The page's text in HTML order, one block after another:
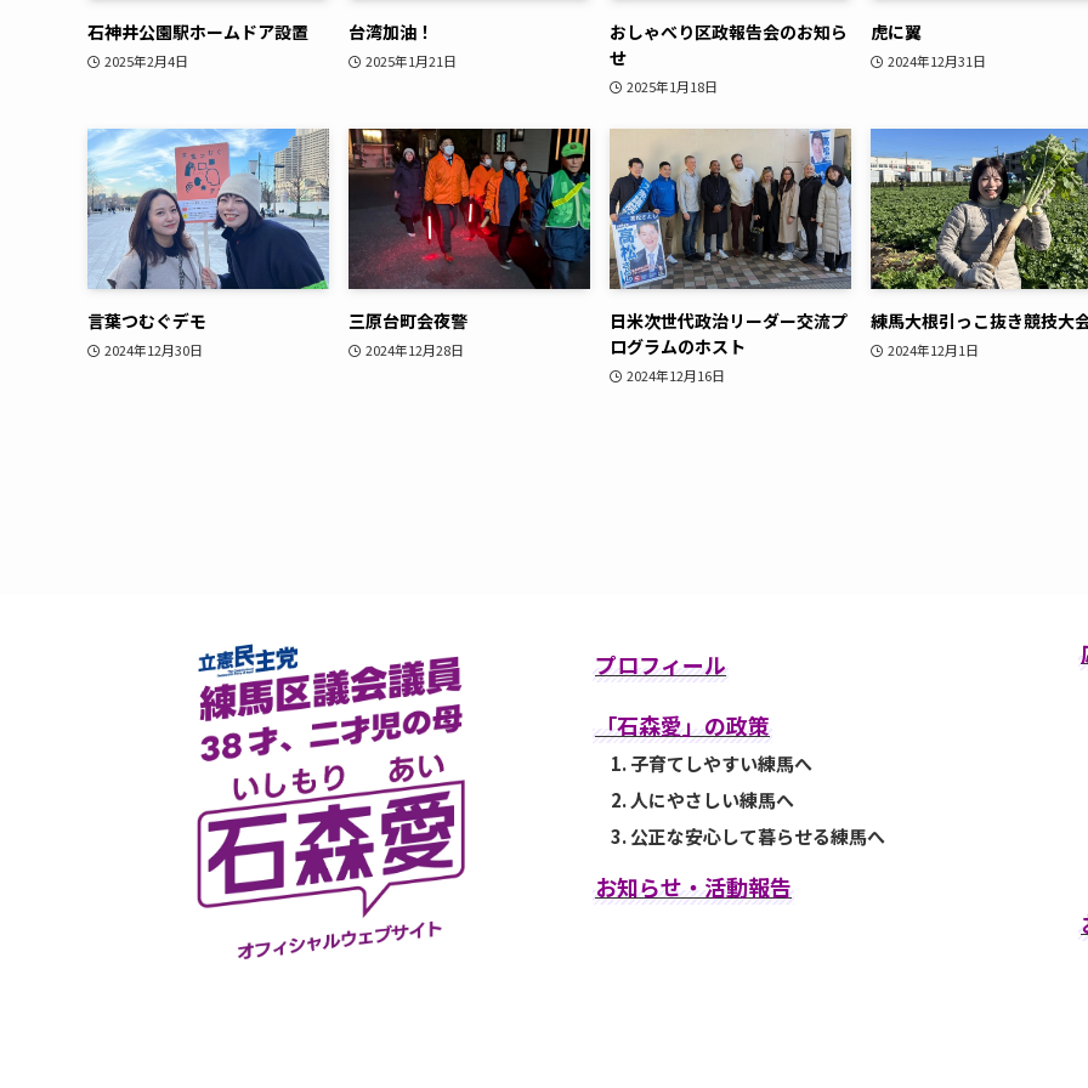
石神井公園駅ホームドア設置
2025年2月4日
台湾加油！
2025年1月21日
おしゃべり区政報告会のお知ら
せ
2025年1月18日
虎に翼
2024年12月31日
言葉つむぐデモ
2024年12月30日
三原台町会夜警
2024年12月28日
日米次世代政治リーダー交流プ
ログラムのホスト
2024年12月16日
練馬大根引っこ抜き競技大
2024年12月1日
プロフィール
「石森愛」の政策
1. 子育てしやすい練馬へ
2. 人にやさしい練馬へ
3. 公正な安心して暮らせる練馬へ
お知らせ・活動報告